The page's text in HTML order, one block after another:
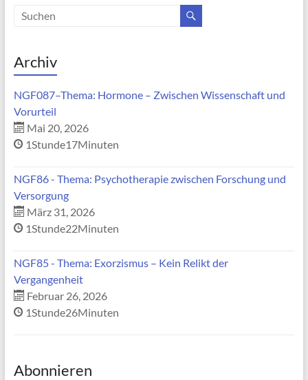
Archiv
NGF087–Thema: Hormone – Zwischen Wissenschaft und
Vorurteil
Mai 20, 2026
1Stunde17Minuten
NGF86 - Thema: Psychotherapie zwischen Forschung und
Versorgung
März 31, 2026
1Stunde22Minuten
NGF85 - Thema: Exorzismus – Kein Relikt der
Vergangenheit
Februar 26, 2026
1Stunde26Minuten
Abonnieren